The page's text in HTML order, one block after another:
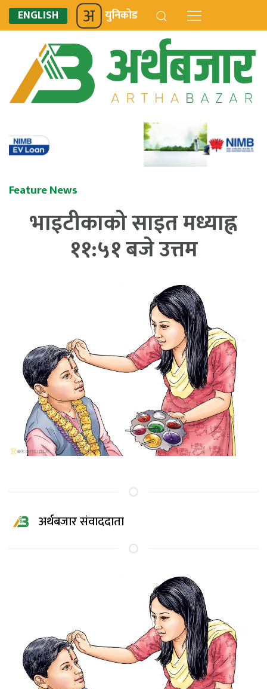
ENGLISH युनिकोड
Feature News
भाइटीकाको साइत मध्याह्न
११:५१ बजे उत्तम
अर्थबजार संवाददाता